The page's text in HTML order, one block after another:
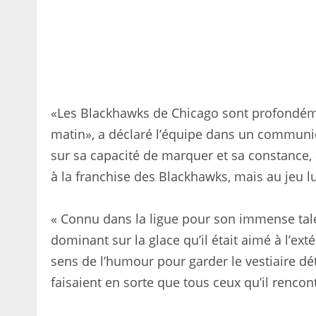
«Les Blackhawks de Chicago sont
matin», a déclaré l’équipe dans un
sur sa capacité de marquer et sa
à la franchise des Blackhawks, mais au jeu
« Connu dans la ligue pour son immense
dominant sur la glace qu’il était aimé à
sens de l’humour pour garder le vestiaire
faisaient en sorte que tous ceux qu’il